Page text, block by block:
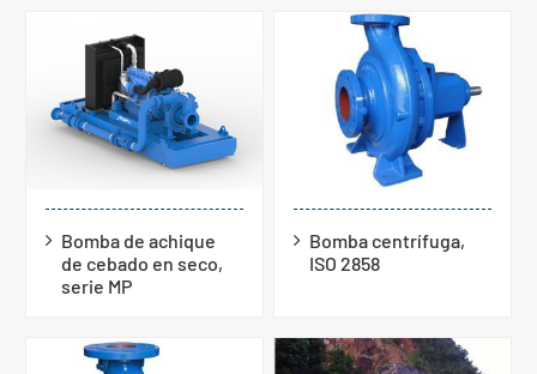
Bomba de achique
de cebado en seco,
serie MP
Bomba centrífuga,
ISO 2858